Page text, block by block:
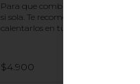
Para que combinarla si habla por
si sola. Te recomendarlos
calentarlos en tu horno 1 a 2
$4.900